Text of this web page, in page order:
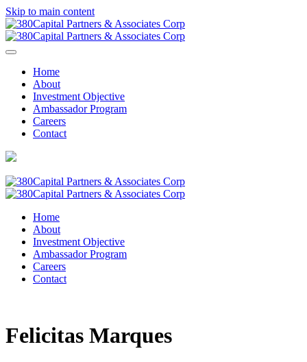
Skip to main content
Home
About
Investment Objective
Ambassador Program
Careers
Contact
Home
About
Investment Objective
Ambassador Program
Careers
Contact
Felicitas Marques